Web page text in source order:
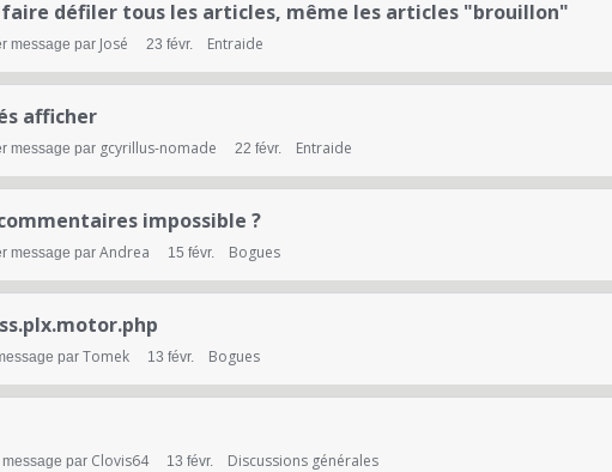
faire défiler tous les articles, même les articles "brouillon"
message par José 23 févr. Entraide
afficher
message par gcyrillus-nomade 22 févr. Entraide
impossible ?
message par Andrea 15 févr. Bogues
par Tomek 13 févr. Bogues
message par Clovis64 13 févr. Discussions générales